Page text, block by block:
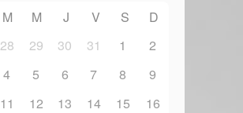
M M J V S
D
28 29 30 31 1
2
4 5 6 7 8
9
11 12 13 14 15
16